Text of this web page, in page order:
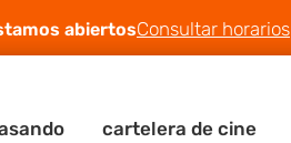
abiertosConsultar horarios
cartelera de cine